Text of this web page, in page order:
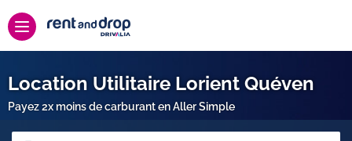
Location Utilitaire Lorient Quéven
Payez 2x moins de carburant en Aller Simple